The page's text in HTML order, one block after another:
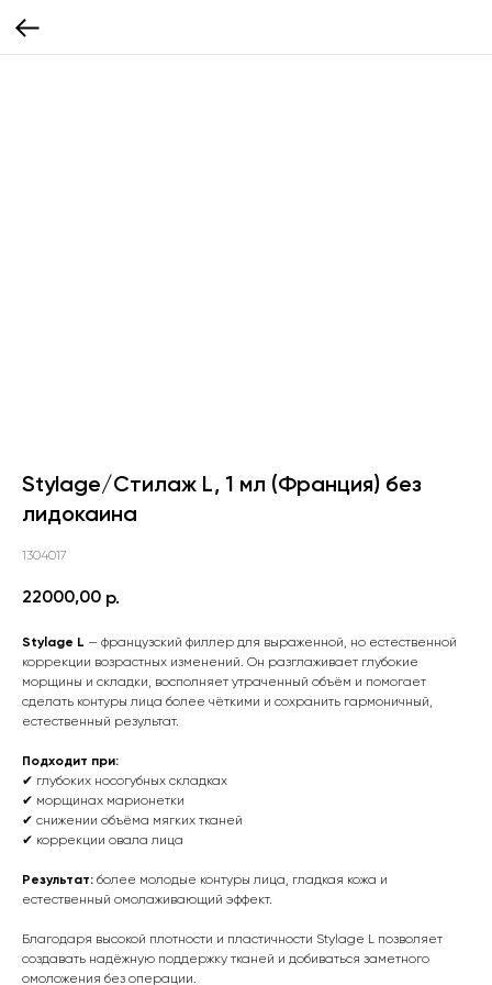
Stylage/Стилаж L, 1 мл (Франция) без
лидокаина
1304017
22000,00 р.
Stylage L — французский филлер для выраженной, но естественной
коррекции возрастных изменений. Он разглаживает глубокие
морщины и складки, восполняет утраченный объём и помогает
сделать контуры лица более чёткими и сохранить гармоничный,
естественный результат.
Подходит при:
✔ глубоких носогубных складках
✔ морщинах марионетки
✔ снижении объёма мягких тканей
✔ коррекции овала лица
Результат: более молодые контуры лица, гладкая кожа и
естественный омолаживающий эффект.
Благодаря высокой плотности и пластичности Stylage L позволяет
создавать надёжную поддержку тканей и добиваться заметного
омоложения без операции.